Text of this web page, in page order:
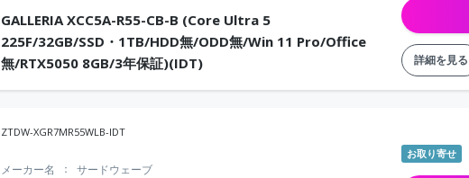
GALLERIA XCC5A-R55-CB-B (Core Ultra 5
225F/32GB/SSD・1TB/HDD無/ODD無/Win 11 Pro/Office
無/RTX5050 8GB/3年保証)(IDT)
詳細を見る
ZTDW-XGR7MR55WLB-IDT
メーカー名 サードウェーブ
お取り寄せ